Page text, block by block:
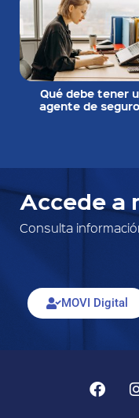
Qué debe tener
agente de
Accede a
Consulta
MOVI Digital